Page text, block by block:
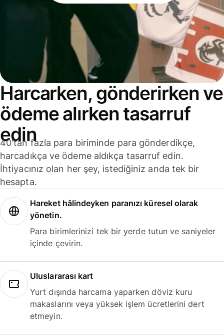
Harcarken, gönderirken ve
ödeme alırken tasarruf
edin
40'tan fazla para biriminde para gönderdikçe,
harcadıkça ve ödeme aldıkça tasarruf edin.
İhtiyacınız olan her şey, istediğiniz anda tek bir
hesapta.
Hareket hâlindeyken paranızı küresel olarak
yönetin.
Para birimlerinizi tek bir yerde tutun ve saniyeler
içinde çevirin.
Uluslararası kart
Yurt dışında harcama yaparken döviz kuru
makaslarını veya yüksek işlem ücretlerini dert
etmeyin.